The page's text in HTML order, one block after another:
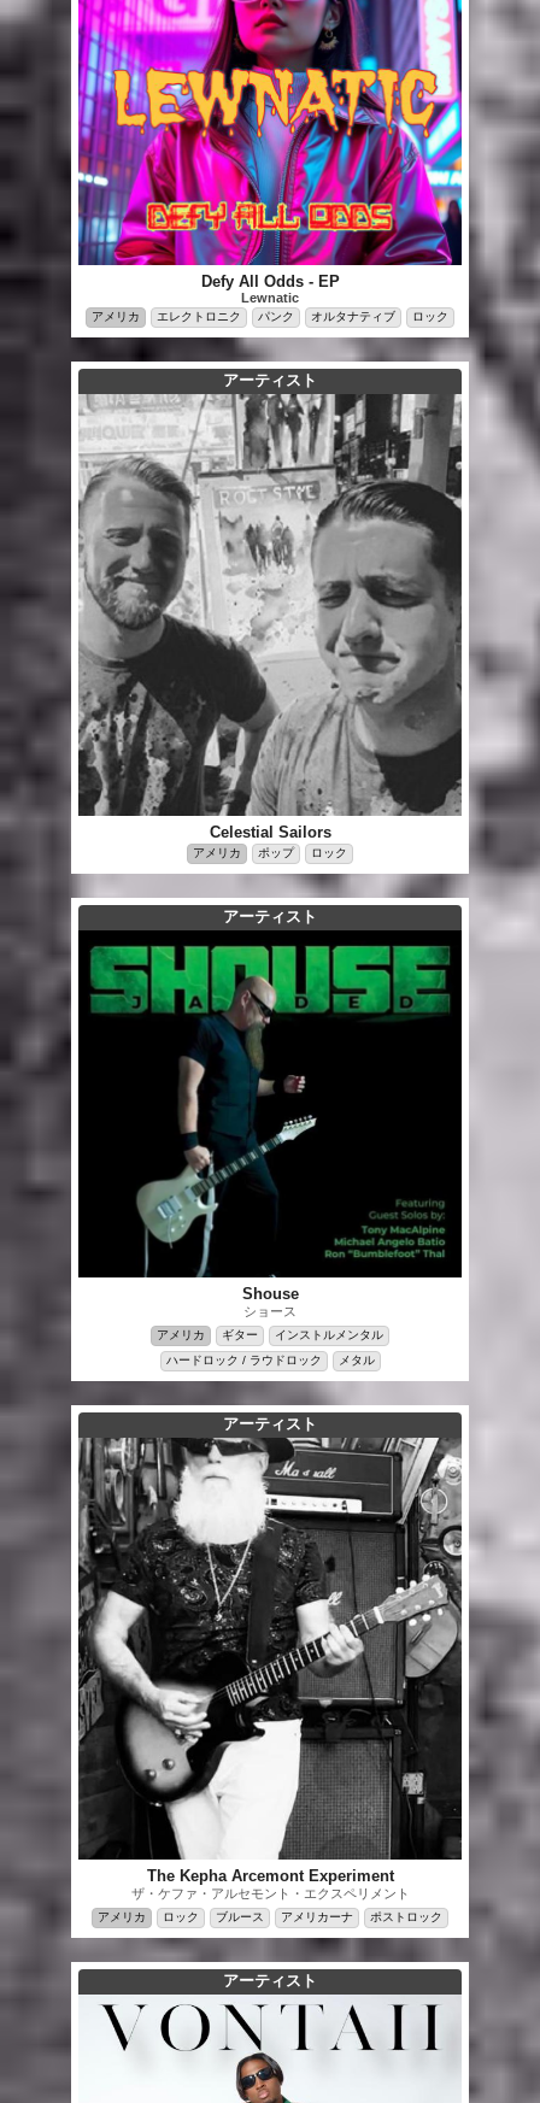
Defy All Odds - EP
Lewnatic
アメリカ エレクトロニク パンク オルタナティブ ロック
アーティスト
Celestial Sailors
アメリカ ポップ ロック
アーティスト
Shouse
ショース
アメリカ ギター
インストルメンタル
ハードロック / ラウドロック
メタル
アーティスト
The Kepha Arcemont Experiment
ザ・ケファ・アルセモント・エクスペリメント
アメリカ ロック ブルース アメリカーナ ポストロック
アーティスト